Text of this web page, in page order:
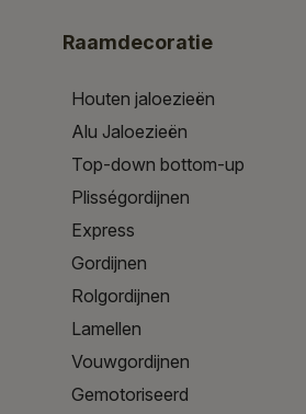
Raamdecoratie
Houten jaloezieën
Alu Jaloezieën
Top-down bottom-up
Plisségordijnen
Express
Gordijnen
Rolgordijnen
Lamellen
Vouwgordijnen
Gemotoriseerd